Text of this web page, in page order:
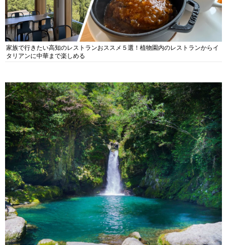
家族で行きたい高知のレストランおススメ５選！植物園内のレストランからイ
タリアンに中華まで楽しめる